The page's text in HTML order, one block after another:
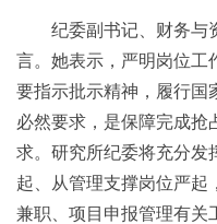
纪委副书记、财务与
言。她表示，严明岗位工
要指示批示精神，履行国
必然要求，是保障完成抢
求。研究所纪委将充分发
起、从管理支撑岗位严起
兼职、项目申报管理有关